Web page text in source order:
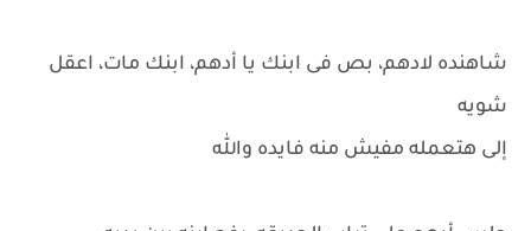
شاهنده لادهم، بص فى ابنك يا أدهم، ابنك مات، اعقل
شويه
إلى هتعمله مفيش منه فايده والله